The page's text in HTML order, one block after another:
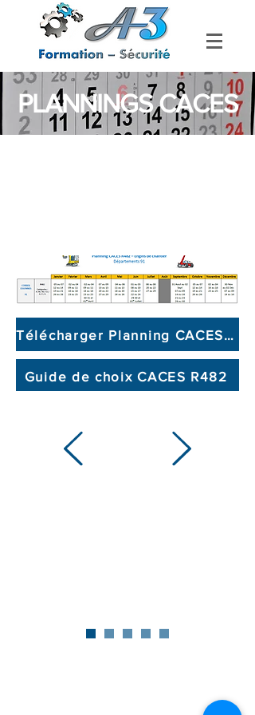
PLANNINGS CACES
Télécharger Planning CACES R482
Guide de choix CACES R482